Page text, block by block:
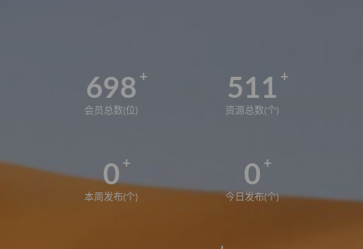
698
会员总数(位)
511
资源总数(个)
0
本周发布(个)
0
今日发布(个)